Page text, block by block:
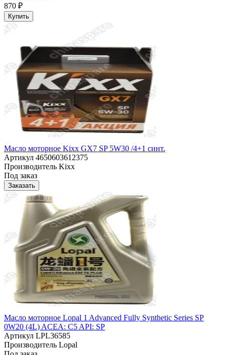
870 ₽
Купить
Масло моторное Kixx GX7 SP 5W30 /4+1 синт.
Артикул 4650603612375
Производитель Kixx
Под заказ
Заказать
Масло моторное Lopal 1 Advanced Fully Synthetic Series SP
0W20 (4L) ACEA: C5 API: SP
Артикул LPL36585
Производитель Lopal